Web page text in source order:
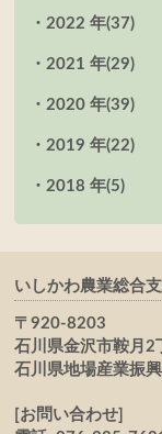
2022 年(37)
2021 年(29)
2020 年(39)
2019 年(22)
2018 年(5)
いしかわ農業総合
〒920-8203
石川県金沢市鞍月2
石川県地場産業振
[お問い合わせ]